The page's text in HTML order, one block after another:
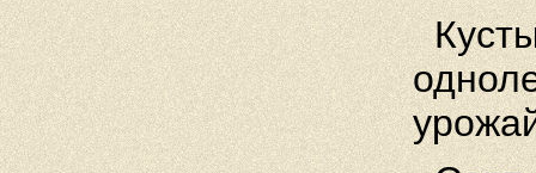
Кусты